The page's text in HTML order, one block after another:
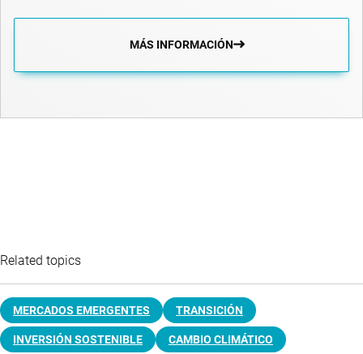
MÁS INFORMACIÓN
Related topics
MERCADOS EMERGENTES TRANSICIÓN
INVERSIÓN SOSTENIBLE CAMBIO CLIMÁTICO